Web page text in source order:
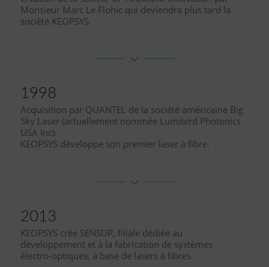
Monsieur Marc Le Flohic qui deviendra plus tard la
société KEOPSYS.
1998
Acquisition par QUANTEL de la société américaine Big
Sky Laser (actuellement nommée Lumibird Photonics
USA Inc).
KEOPSYS développe son premier laser à fibre.
2013
KEOPSYS crée SENSUP, filiale dédiée au
développement et à la fabrication de systèmes
électro-optiques, à base de lasers à fibres.